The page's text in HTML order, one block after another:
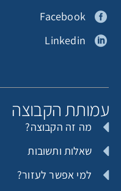
Facebook
Linkedin
הקבוצה
מה זה הקבוצה?
שאלות ותשובות
למי אפשר לעזור?